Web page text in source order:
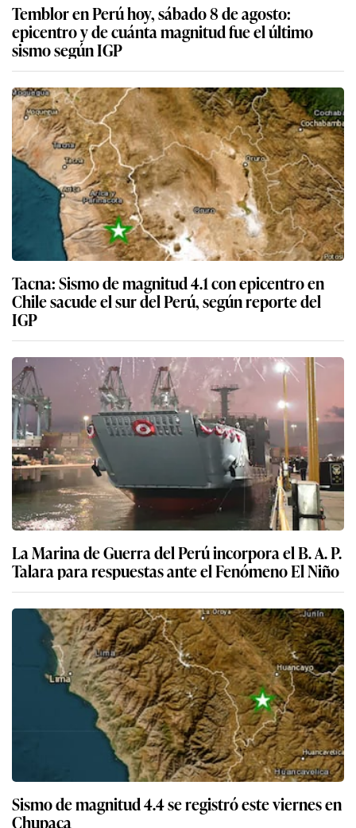
Temblor en Perú hoy, sábado 8 de agosto:
epicentro y de cuánta magnitud fue el último
sismo según IGP
Tacna: Sismo de magnitud 4.1 con epicentro en
Chile sacude el sur del Perú, según reporte del
IGP
La Marina de Guerra del Perú incorpora el B. A. P.
Talara para respuestas ante el Fenómeno El Niño
Sismo de magnitud 4.4 se registró este viernes en
Chupaca